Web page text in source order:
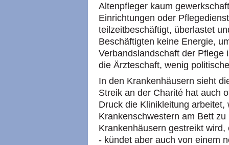
Altenpfleger kaum
Einrichtungen oder
teilzeitbeschäftigt, überlastet
Beschäftigten keine Energie,
Verbandslandschaft der Pflege
die Ärzteschaft, wenig
In den Krankenhäusern sieht
Streik an der Charité hat auch
Druck die Klinikleitung arbeitet,
Krankenschwestern am Bett
Krankenhäusern gestreikt
- kündet aber auch von einem